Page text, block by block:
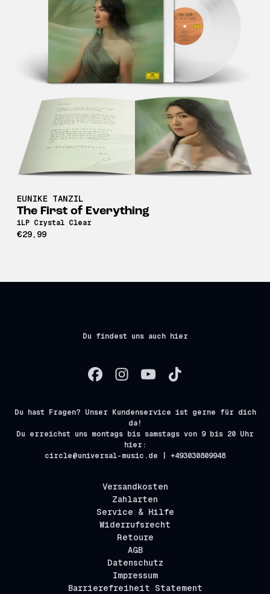
EUNIKE TANZIL
The First of Everything
1LP Crystal Clear
€29,99
Du findest uns auch hier
Du hast Fragen? Unser Kundenservice ist gerne für dich
da!
Du erreichst uns montags bis samstags von 9 bis 20 Uhr
hier:
circle@universal-music.de | +493030809948
Versandkosten
Zahlarten
Service & Hilfe
Widerrufsrecht
Retoure
AGB
Datenschutz
Impressum
Barrierefreiheit Statement